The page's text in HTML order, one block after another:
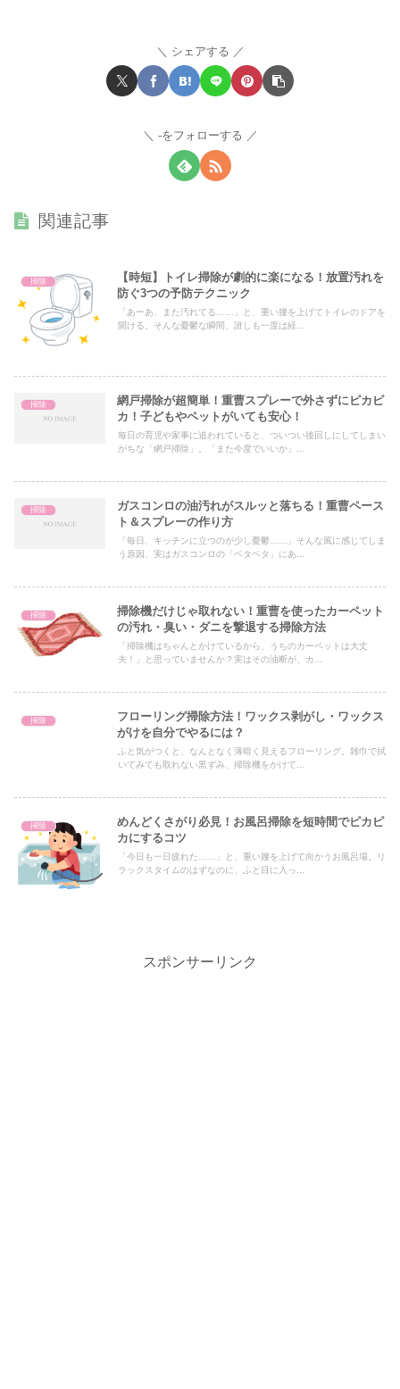
シェアする
-をフォローする
関連記事
掃除
【時短】トイレ掃除が劇的に楽になる！放置汚れを
防ぐ3つの予防テクニック
「あーあ、また汚れてる……」と、重い腰を上げてトイレのドアを
開ける。そんな憂鬱な瞬間、誰しも一度は経...
掃除
網戸掃除が超簡単！重曹スプレーで外さずにピカピ
カ！子どもやペットがいても安心！
毎日の育児や家事に追われていると、ついつい後回しにしてしまい
がちな「網戸掃除」。「また今度でいいか」...
掃除
ガスコンロの油汚れがスルッと落ちる！重曹ペース
ト＆スプレーの作り方
「毎日、キッチンに立つのが少し憂鬱……」そんな風に感じてしま
う原因、実はガスコンロの「ベタベタ」にあ...
掃除
掃除機だけじゃ取れない！重曹を使ったカーペット
の汚れ・臭い・ダニを撃退する掃除方法
「掃除機はちゃんとかけているから、うちのカーペットは大丈
夫！」と思っていませんか？実はその油断が、カ...
掃除
フローリング掃除方法！ワックス剥がし・ワックス
がけを自分でやるには？
ふと気がつくと、なんとなく薄暗く見えるフローリング。雑巾で拭
いてみても取れない黒ずみ、掃除機をかけて...
掃除
めんどくさがり必見！お風呂掃除を短時間でピカピ
カにするコツ
「今日も一日疲れた……」と、重い腰を上げて向かうお風呂場。リ
ラックスタイムのはずなのに、ふと目に入っ...
スポンサーリンク